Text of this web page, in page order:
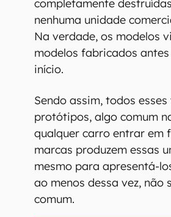
completamente
nenhuma unidade
Na verdade, os modelos
modelos fabricados
início.
Sendo assim, todos
protótipos, algo comum
qualquer carro entrar em
marcas produzem essas
mesmo para apresentá-
ao menos dessa vez,
comum.